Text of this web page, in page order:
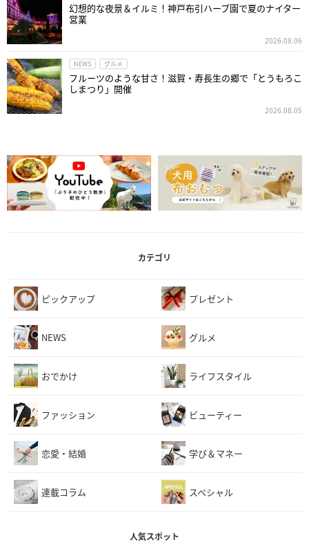
幻想的な夜景＆イルミ！神戸布引ハーブ園で夏のナイター
営業
2026.08.06
NEWS グルメ
フルーツのような甘さ！滋賀・寿長生の郷で「とうもろこ
しまつり」開催
2026.08.05
カテゴリ
ピックアップ プレゼント
NEWS グルメ
おでかけ ライフスタイル
ファッション ビューティー
恋愛・結婚 学び＆マネー
連載コラム スペシャル
人気スポット